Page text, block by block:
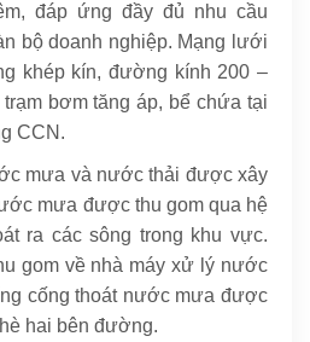
đáp ứng đầy đủ nhu cầu
bộ doanh nghiệp. Mạng lưới
khép kín, đường kính 200 –
bơm tăng áp, bể chứa tại
CCN.
mưa và nước thải được xây
mưa được thu gom qua hệ
ra các sông trong khu vực.
gom về nhà máy xử lý nước
cống thoát nước mưa được
hai bên đường.